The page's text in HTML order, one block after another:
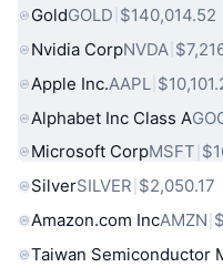
GoldGOLD $140,014.52
Nvidia CorpNVDA
Apple Inc.AAPL
Alphabet Inc Class A
Microsoft CorpMSFT
SilverSILVER $2,050.17
Amazon.com IncAMZN
Taiwan Semiconductor